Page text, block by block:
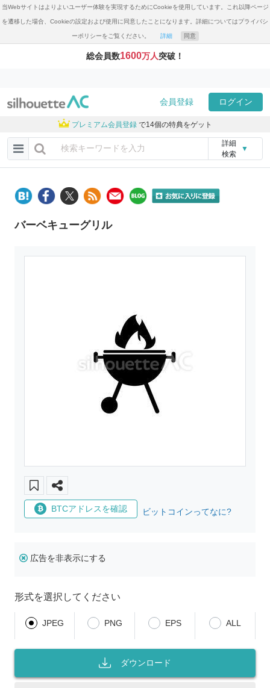
当Webサイトはよりよいユーザー体験を実現するためにCookieを使用しています。これ以降ページ
を遷移した場合、Cookieの設定および使用に同意したことになります。詳細についてはプライバシ
ーポリシーをご覧ください。 詳細 同意
総会員数1600万人突破！
会員登録 ログイン
プレミアム会員登録 で14個の特典をゲット
詳細
検索
▼
バーベキューグリル
BTCアドレスを確認 ビットコインってなに?
広告を非表示にする
形式を選択してください
JPEG PNG EPS ALL
ダウンロード